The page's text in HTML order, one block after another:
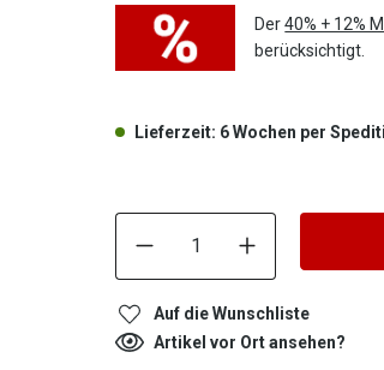
Der40% + 12%
berücksichtigt.
Lieferzeit: 6 Wochen per
Produkt
Auf die Wunschliste
Artikel vor Ort ansehen?